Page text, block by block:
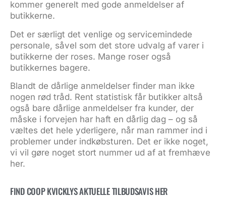
kommer generelt med gode anmeldelser af
butikkerne.
Det er særligt det venlige og servicemindede
personale, såvel som det store udvalg af varer i
butikkerne der roses. Mange roser også
butikkernes bagere.
Blandt de dårlige anmeldelser finder man ikke
nogen rød tråd. Rent statistisk får butikker altså
også bare dårlige anmeldelser fra kunder, der
måske i forvejen har haft en dårlig dag – og så
væltes det hele yderligere, når man rammer ind i
problemer under indkøbsturen. Det er ikke noget,
vi vil gøre noget stort nummer ud af at fremhæve
her.
FIND COOP KVICKLYS AKTUELLE TILBUDSAVIS HER